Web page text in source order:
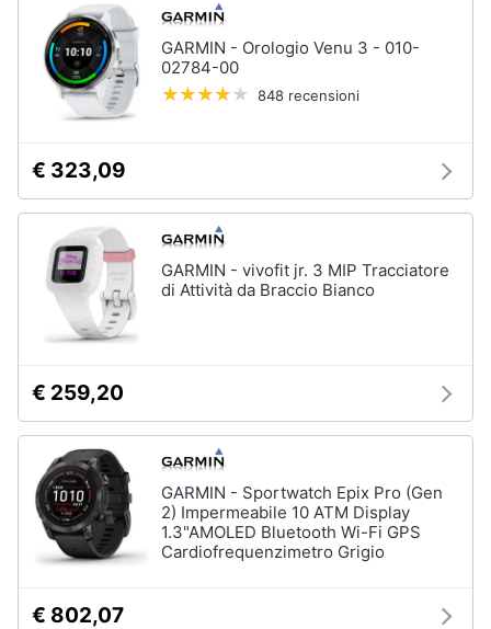
Audio
e
musica
Arredo
Brico
e
Giardinaggio
e
igiene
Beauty
Giocattoli
infanzia
Tecnologia
indossare
Apple
Watch
Apple
Series
Apple
Watch
Ultra​
Accessori
Smartphone
Cellulari
Airpods
GARMIN - Orologio Venu 3 - 010-
02784-00
848 recensioni
€ 323,09
GARMIN - vivofit jr. 3 MIP Tracciatore
di Attività da Braccio Bianco
€ 259,20
GARMIN - Sportwatch Epix Pro (Gen
2) Impermeabile 10 ATM Display
1.3"AMOLED Bluetooth Wi-Fi GPS
Cardiofrequenzimetro Grigio
€ 802,07